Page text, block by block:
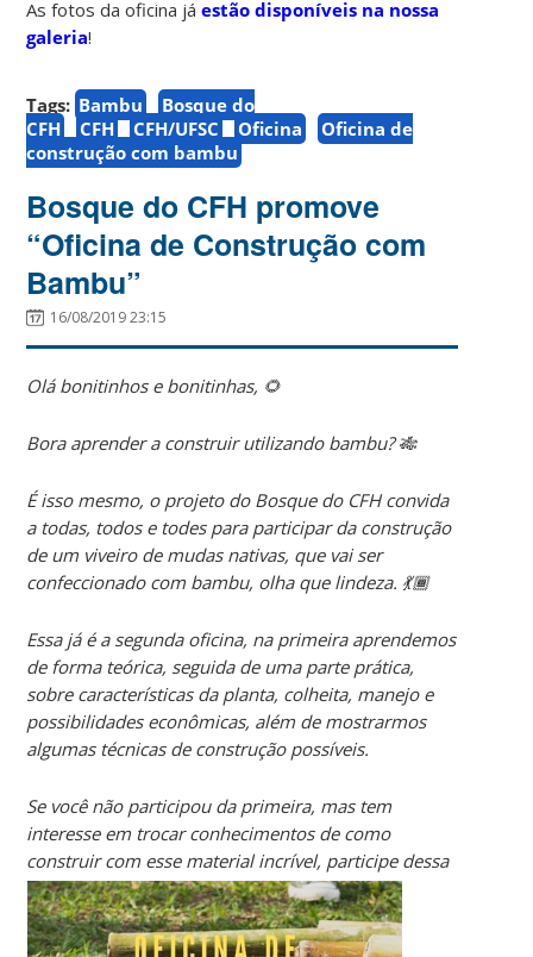
As fotos da oficina jáestão disponíveis na nossa
galeria!
Tags: Bambu
Bosque do
CFH
CFH CFH/UFSC Oficina
Oficina de
construção com bambu
Bosque do CFH promove
“Oficina de Construção com
Bambu”
16/08/2019 23:15
Olá bonitinhos e bonitinhas, 🌻
Bora aprender a construir utilizando bambu? 🎋
É isso mesmo, o projeto do Bosque do CFH convida
a todas, todos e todes para participar da construção
de um viveiro de mudas nativas, que vai ser
confeccionado com bambu, olha que lindeza. 💃🏾
Essa já é a segunda oficina, na primeira aprendemos
de forma teórica, seguida de uma parte prática,
sobre características da planta, colheita, manejo e
possibilidades econômicas, além de mostrarmos
algumas técnicas de construção possíveis.
Se você não participou da primeira, mas tem
interesse em trocar conhecimentos de como
construir com esse material incrível, participe dessa